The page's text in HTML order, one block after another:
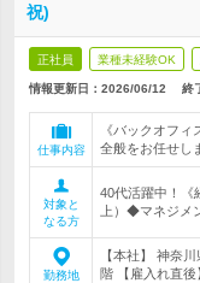
祝)
正社員 業種未経験OK
情報更新日：2026/06/12 終
仕事内容
《バックオフ
全般をお任せし
対象と
なる方
40代活躍中！
上）◆マネジメ
勤務地
【本社】 神奈
階 【雇入れ直後